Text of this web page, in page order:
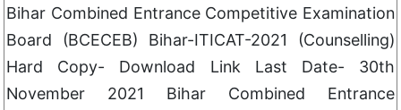
Bihar Combined Entrance Competitive Examination
Board (BCECEB) Bihar-ITICAT-2021 (Counselling)
Hard Copy- Download Link Last Date- 30th
November 2021 Bihar Combined Entrance